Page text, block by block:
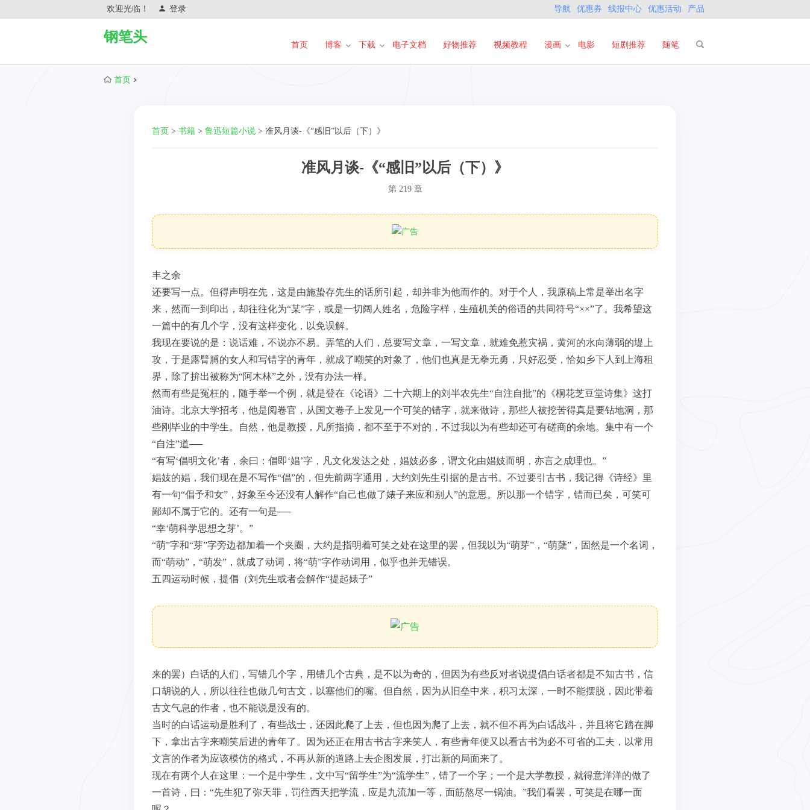
欢迎光临！ 登录 导航 优惠券 线报中心 优惠活动 产品
钢笔头
首页 博客 下载 电子文档 好物推荐 视频教程 漫画 电影 短剧推荐 随笔
首页
首页 > 书籍 > 鲁迅短篇小说 > 准风月谈-《“感旧”以后（下）》
准风月谈-《“感旧”以后（下）》
第 219 章
丰之余
还要写一点。但得声明在先，这是由施蛰存先生的话所引起，却并非为他而作的。对于个人，我原稿上常是举出名字
来，然而一到印出，却往往化为“某”字，或是一切阔人姓名，危险字样，生殖机关的俗语的共同符号“××”了。我希望这
一篇中的有几个字，没有这样变化，以免误解。
我现在要说的是：说话难，不说亦不易。弄笔的人们，总要写文章，一写文章，就难免惹灾祸，黄河的水向薄弱的堤上
攻，于是露臂膊的女人和写错字的青年，就成了嘲笑的对象了，他们也真是无拳无勇，只好忍受，恰如乡下人到上海租
界，除了拚出被称为“阿木林”之外，没有办法一样。
然而有些是冤枉的，随手举一个例，就是登在《论语》二十六期上的刘半农先生“自注自批”的《桐花芝豆堂诗集》这打
油诗。北京大学招考，他是阅卷官，从国文卷子上发见一个可笑的错字，就来做诗，那些人被挖苦得真是要钻地洞，那
些刚毕业的中学生。自然，他是教授，凡所指摘，都不至于不对的，不过我以为有些却还可有磋商的余地。集中有一个
“自注”道──
“有写‘倡明文化’者，余曰：倡即‘娼’字，凡文化发达之处，娼妓必多，谓文化由娼妓而明，亦言之成理也。”
娼妓的娼，我们现在是不写作“倡”的，但先前两字通用，大约刘先生引据的是古书。不过要引古书，我记得《诗经》里
有一句“倡予和女”，好象至今还没有人解作“自己也做了婊子来应和别人”的意思。所以那一个错字，错而已矣，可笑可
鄙却不属于它的。还有一句是──
“幸‘萌科学思想之芽’。”
“萌”字和“芽”字旁边都加着一个夹圈，大约是指明着可笑之处在这里的罢，但我以为“萌芽”，“萌蘖”，固然是一个名词，
而“萌动”，“萌发”，就成了动词，将“萌”字作动词用，似乎也并无错误。
五四运动时候，提倡（刘先生或者会解作“提起婊子”
来的罢）白话的人们，写错几个字，用错几个古典，是不以为奇的，但因为有些反对者说提倡白话者都是不知古书，信
口胡说的人，所以往往也做几句古文，以塞他们的嘴。但自然，因为从旧垒中来，积习太深，一时不能摆脱，因此带着
古文气息的作者，也不能说是没有的。
当时的白话运动是胜利了，有些战士，还因此爬了上去，但也因为爬了上去，就不但不再为白话战斗，并且将它踏在脚
下，拿出古字来嘲笑后进的青年了。因为还正在用古书古字来笑人，有些青年便又以看古书为必不可省的工夫，以常用
文言的作者为应该模仿的格式，不再从新的道路上去企图发展，打出新的局面来了。
现在有两个人在这里：一个是中学生，文中写“留学生”为“流学生”，错了一个字；一个是大学教授，就得意洋洋的做了
一首诗，曰：“先生犯了弥天罪，罚往西天把学流，应是九流加一等，面筋熬尽一锅油。”我们看罢，可笑是在哪一面